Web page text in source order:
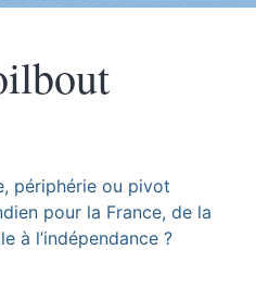
périphérie ou pivot
pour la France, de la
à l’indépendance ?